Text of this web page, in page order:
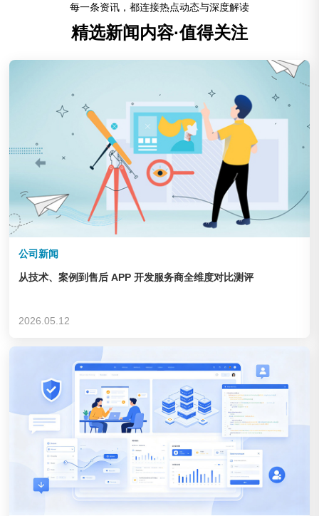
企业&集团 查看链接
企业&集团
每一条资讯，都连接热点动态与深度解读
精选新闻内容·值得关注
公司新闻
从技术、案例到售后 APP 开发服务商全维度对比测评
2026.05.12